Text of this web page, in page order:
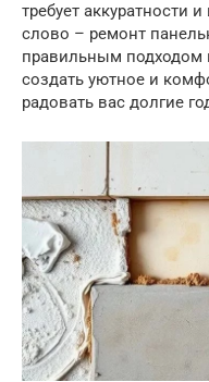
требует аккуратности
слово – ремонт
правильным подходом
создать уютное и
радовать вас долгие